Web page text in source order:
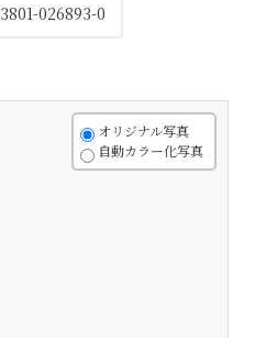
3801-026893-0
オリジナル写真
自動カラー化写真